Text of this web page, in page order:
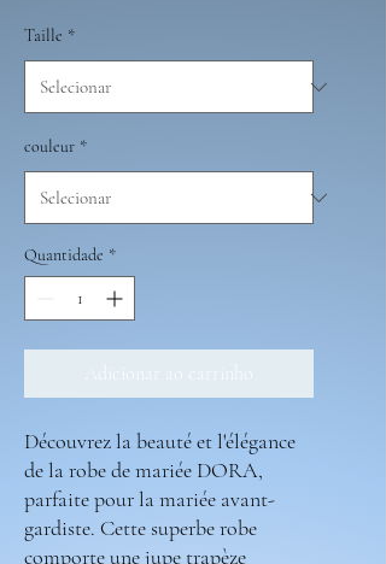
Taille *
couleur *
Quantidade *
Adicionar ao carrinho
Découvrez la beauté et l'élégance
de la robe de mariée DORA,
parfaite pour la mariée avant-
gardiste. Cette superbe robe
comporte une jupe trapèze